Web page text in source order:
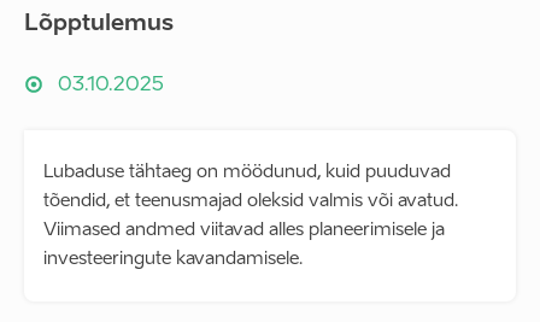
Lõpptulemus
03.10.2025
Lubaduse tähtaeg on möödunud, kuid puuduvad
tõendid, et teenusmajad oleksid valmis või avatud.
Viimased andmed viitavad alles planeerimisele ja
investeeringute kavandamisele.